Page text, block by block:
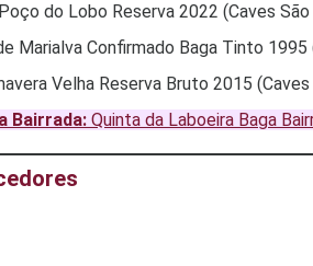
do Lobo Reserva 2022 (Caves São
Marialva Confirmado Baga Tinto
Velha Reserva Bruto 2015
Bairrada: Quinta da Laboeira Baga